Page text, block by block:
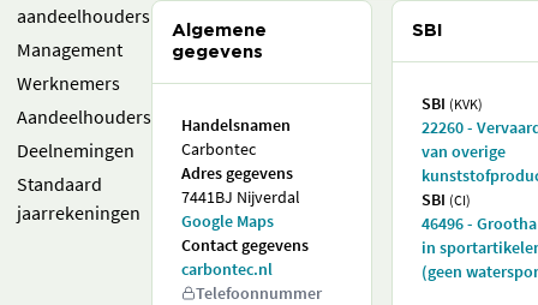
aandeelhouders
Management
Werknemers
Aandeelhouders
Deelnemingen
Standaard
jaarrekeningen
Algemene
gegevens
Handelsnamen
Carbontec
Adres gegevens
7441BJ Nijverdal
Google Maps
Contact gegevens
carbontec.nl
Telefoonnummer
SBI
SBI (KVK)
22260 -
van overige
SBI (CI)
46496 -
in
(geen